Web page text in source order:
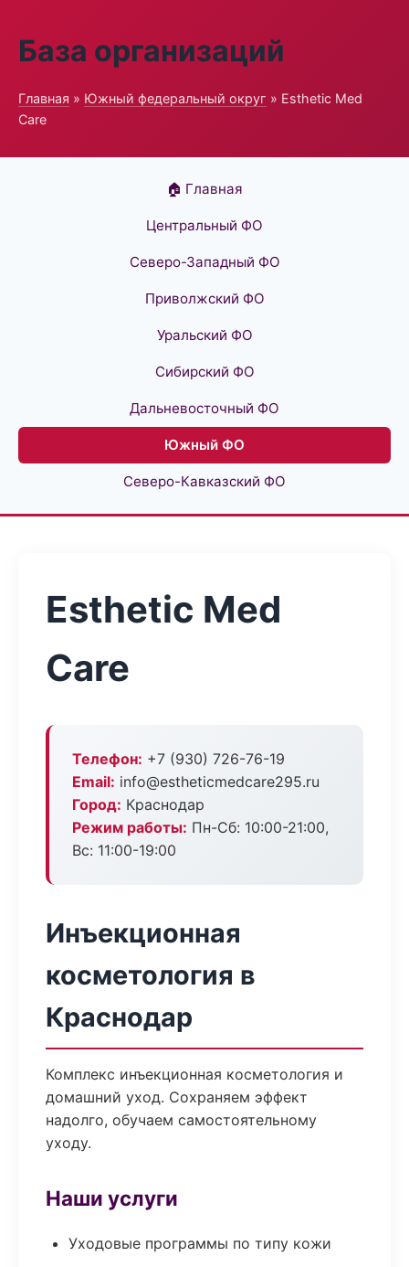
База организаций
Главная » Южный федеральный округ » Esthetic Med
Care
🏠 Главная
Центральный ФО
Северо-Западный ФО
Приволжский ФО
Уральский ФО
Сибирский ФО
Дальневосточный ФО
Южный ФО
Северо-Кавказский ФО
Esthetic Med
Care
Телефон: +7 (930) 726-76-19
Email: info@estheticmedcare295.ru
Город: Краснодар
Режим работы: Пн-Сб: 10:00-21:00,
Вс: 11:00-19:00
Инъекционная
косметология в
Краснодар
Комплекс инъекционная косметология и
домашний уход. Сохраняем эффект
надолго, обучаем самостоятельному
уходу.
Наши услуги
Уходовые программы по типу кожи